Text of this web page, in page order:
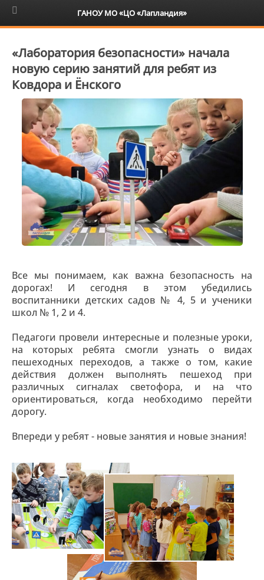
6+
«Лаборатория безопасности» начала
новую серию занятий для ребят из
Ковдора и Ёнского
Все мы понимаем, как важна безопасность на
дорогах! И сегодня в этом убедились
воспитанники детских садов № 4, 5 и ученики
школ № 1, 2 и 4.
Педагоги провели интересные и полезные уроки,
на которых ребята смогли узнать о видах
пешеходных переходов, а также о том, какие
действия должен выполнять пешеход при
различных сигналах светофора, и на что
ориентироваться, когда необходимо перейти
дорогу.
Впереди у ребят - новые занятия и новые знания!
ГАНОУ МО «ЦО «Лапландия»